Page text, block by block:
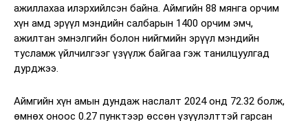
ажиллахаа илэрхийлсэн байна. Аймгийн 88 мянга орчим
хүн амд эрүүл мэндийн салбарын 1400 орчим эмч,
ажилтан эмнэлгийн болон нийгмийн эрүүл мэндийн
тусламж үйлчилгээг үзүүлж байгаа гэж танилцуулгад
дурджээ.
Аймгийн хүн амын дундаж наслалт 2024 онд 72.32 болж,
өмнөх оноос 0.27 пунктээр өссөн үзүүлэлттэй гарсан